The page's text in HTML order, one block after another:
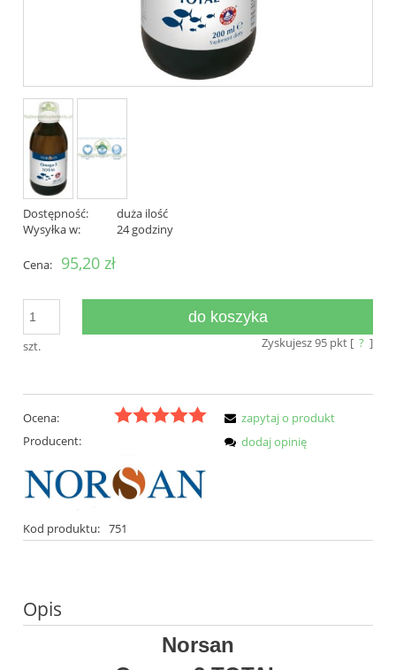
Dostępność:
duża ilość
Wysyłka w:
24 godziny
Cena: 95,20 zł
szt.
do koszyka
Zyskujesz95pkt [ ? ]
Ocena:
Producent:
Kod produktu: 751
zapytaj o produkt
dodaj opinię
Opis
Norsan